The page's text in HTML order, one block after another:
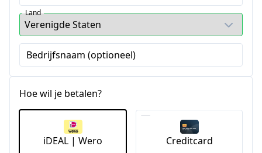
Land
Bedrijfsnaam (optioneel)
Hoe wil je betalen?
iDEAL | Wero Creditcard